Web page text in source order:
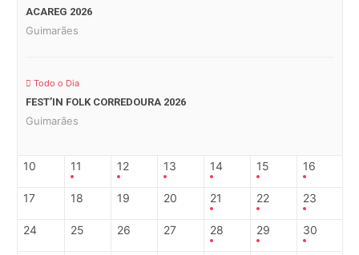
ACAREG 2026
Guimarães
Todo o Dia
FEST’IN FOLK CORREDOURA 2026
Guimarães
10 11 12 13 14 15 16
17 18 19 20 21 22 23
24 25 26 27 28 29 30